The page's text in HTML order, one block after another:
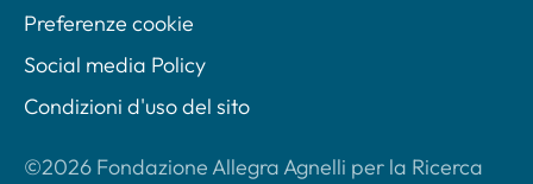
©2026 Fondazione Allegra Agnelli per la Ricerca
Preferenze cookie
Social media Policy
Condizioni d'uso del sito